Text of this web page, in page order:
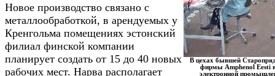
В цехах бывшей
фирмы Amphenol Eesti
электронной
Новое производство связано с
металлообработкой, в арендуемых у
Кренгольма помещениях эстонский
филиал финской компании
планирует создать от 15 до 40 новых
рабочих мест. Нарва располагает